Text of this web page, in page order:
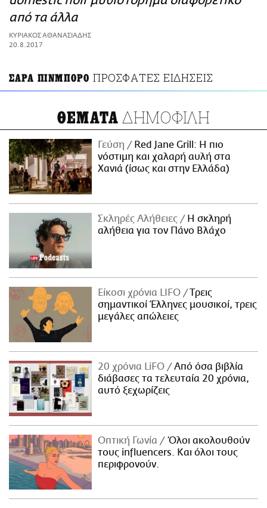
ΑΜΠΑ
PRINT
από τα άλλα
ΚΥΡΙΑΚΟΣ ΑΘΑΝΑΣΙΑΔΗΣ
20.8.2017
ΣΑΡΑ ΠΙΝΜΠΟΡΟ ΠΡΟΣΦΑΤΕΣ ΕΙΔΗΣΕΙΣ
ΘΕΜΑΤΑ ΔΗΜΟΦΙΛΗ
Γεύση
Red Jane Grill: Η πιο
νόστιμη και χαλαρή αυλή στα
Χανιά (ίσως και στην Ελλάδα)
Σκληρές Αλήθειες
H σκληρή
αλήθεια για τον Πάνο Βλάχο
Είκοσι χρόνια LIFO
Tρεις
σημαντικοί Έλληνες μουσικοί, τρεις
μεγάλες απώλειες
20 χρόνια LiFO
Από όσα βιβλία
διάβασες τα τελευταία 20 χρόνια,
αυτό ξεχωρίζεις
Οπτική Γωνία
Όλοι ακολουθούν
τους influencers. Και όλοι τους
περιφρονούν.